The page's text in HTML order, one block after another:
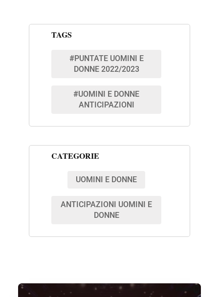
TAGS
#PUNTATE UOMINI E
DONNE 2022/2023
#UOMINI E DONNE
ANTICIPAZIONI
CATEGORIE
UOMINI E DONNE
ANTICIPAZIONI UOMINI E
DONNE